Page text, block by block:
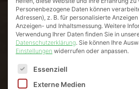
Personenbezogene Daten können
Adressen), z. B. für personalisierte
Anzeigen- und Inhaltsmessung. Weitere
Verwendung Ihrer Daten finden Sie in
Datenschutzerklärung. Sie können Ihre
Einstellungen widerrufen oder anpassen.
Es folgt eine Liste der Service-
Essenziell
Externe Medien